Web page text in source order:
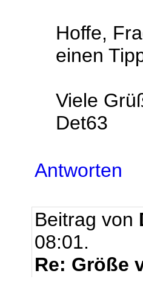
Hoffe,
einen
Viele
Det63
Antworten
Beitrag von
08:01.
Re: Größe